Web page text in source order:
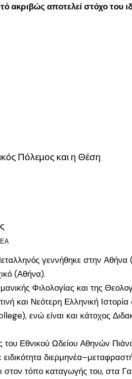
ακριβώς αποτελεί στόχο
Πόλεμος και η Θέση
γεννήθηκε στην
(Αθήνα).
Φιλολογίας και της
και Νεότερη Ελληνική
ενώ είναι και κάτοχος
Εθνικού Ωδείου Αθηνών
στον τόπο καταγωγής του, στα